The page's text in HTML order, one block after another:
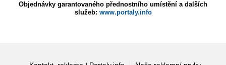
Objednávky garantovaného přednostního umístění a dalších
služeb: www.portaly.info